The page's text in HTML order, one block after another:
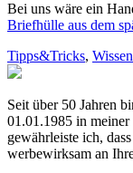
Bei uns wäre ein
Briefhülle aus dem
Tipps&Tricks,
Seit über 50 Jahren
01.01.1985 in meiner
gewährleiste ich,
werbewirksam an